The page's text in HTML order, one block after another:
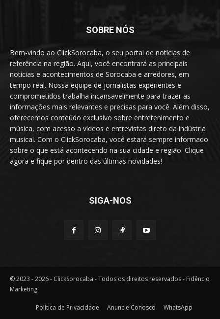
SOBRE NÓS
Bem-vindo ao ClickSorocaba, o seu portal de notícias de
referência na região. Aqui, você encontrará as principais
notícias e acontecimentos de Sorocaba e arredores, em
tempo real. Nossa equipe de jornalistas experientes e
comprometidos trabalha incansavelmente para trazer as
informações mais relevantes e precisas para você. Além disso,
oferecemos conteúdo exclusivo sobre entretenimento e
música, com acesso a vídeos e entrevistas direto da indústria
musical. Com o ClickSorocaba, você estará sempre informado
sobre o que está acontecendo na sua cidade e região. Clique
agora e fique por dentro das últimas novidades!
SIGA-NOS
© 2023 - 2026 - ClickSorocaba - Todos os direitos reservados - Fidêncio
Marketing
Política de Privacidade Anuncie Conosco WhatsApp